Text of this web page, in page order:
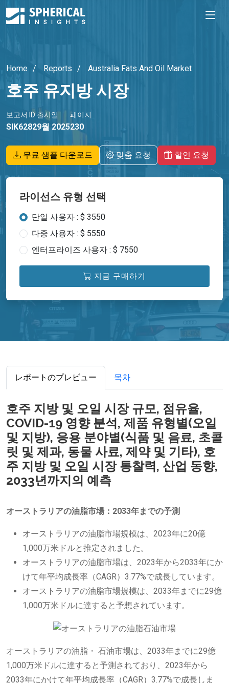
Home Reports Australia Fats And Oil Market
호주 유지방 시장
보고서 ID
SIK6282
출시일
9월 2025
페이지
230
무료 샘플 다운로드 맞춤 요청 할인 요청
라이선스 유형 선택
단일 사용자 : $ 3550
다중 사용자 : $ 5550
엔터프라이즈 사용자 : $ 7550
지금 구매하기
レポートのプレビュー 목차
호주 지방 및 오일 시장 규모, 점유율,
COVID-19 영향 분석, 제품 유형별(오일
및 지방), 응용 분야별(식품 및 음료, 초콜
릿 및 제과, 동물 사료, 제약 및 기타), 호
주 지방 및 오일 시장 통찰력, 산업 동향,
2033년까지의 예측
オーストラリアの油脂市場：2033年までの予測
オーストラリアの油脂市場規模は、2023年に20億
1,000万米ドルと推定されました。
オーストラリアの油脂市場は、2023年から2033年にか
けて年平均成長率（CAGR）3.77%で成長しています。
オーストラリアの油脂市場規模は、2033年までに29億
1,000万米ドルに達すると予想されています。
オーストラリアの油脂・ 石油市場は、2033年までに29億
1,000万米ドルに達すると予測されており、2023年から
2033年にかけて年平均成長率（CAGR）3.77%で成長しま